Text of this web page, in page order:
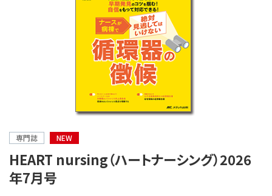
専門誌 NEW
HEART nursing（ハートナーシング）2026
年7月号